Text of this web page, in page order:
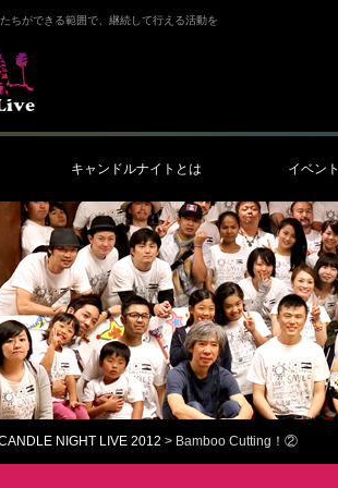
ちができる範囲で、継続して行える活動を
キャンドルナイトとは イベント
NIGHT LIVE 2012 > Bamboo Cutting！②